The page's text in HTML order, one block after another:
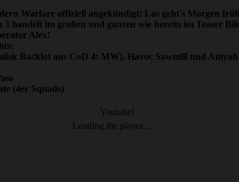
Warfare offiziell angekündigt! Los geht's Morgen
3 handelt im großen und ganzen wie bereits im Teaser
Alex!
Backlot aus CoD 4: MW), Havoc Sawmill und
(4er Squads)
Youtube!
Loading the player...